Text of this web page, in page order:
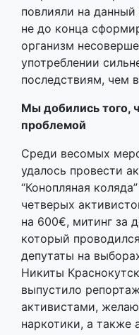
Мы добились того,
проблемой
Среди весомых
удалось провести
четверых
на 600€,​ митинг за
который
депутаты на
Никиты
выпустило
активистами,
наркотики, а также
Республики Беларусь.